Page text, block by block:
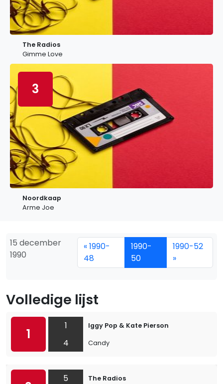
The Radios
Gimme Love
3
Noordkaap
Arme Joe
15 december
1990
« 1990-
48
1990-
50
1990-52
»
Volledige lijst
1
1
4
Iggy Pop & Kate Pierson
Candy
5 The Radios